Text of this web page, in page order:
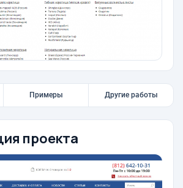
Примеры Другие работы
проекта